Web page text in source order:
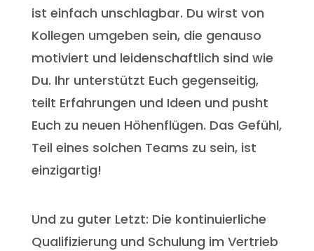
ist einfach unschlagbar. Du wirst von
Kollegen umgeben sein, die genauso
motiviert und leidenschaftlich sind wie
Du. Ihr unterstützt Euch gegenseitig,
teilt Erfahrungen und Ideen und pusht
Euch zu neuen Höhenflügen. Das Gefühl,
Teil eines solchen Teams zu sein, ist
einzigartig!
Und zu guter Letzt: Die kontinuierliche
Qualifizierung und Schulung im Vertrieb